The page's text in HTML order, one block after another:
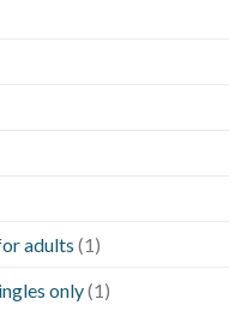
adults (1)
only(1)